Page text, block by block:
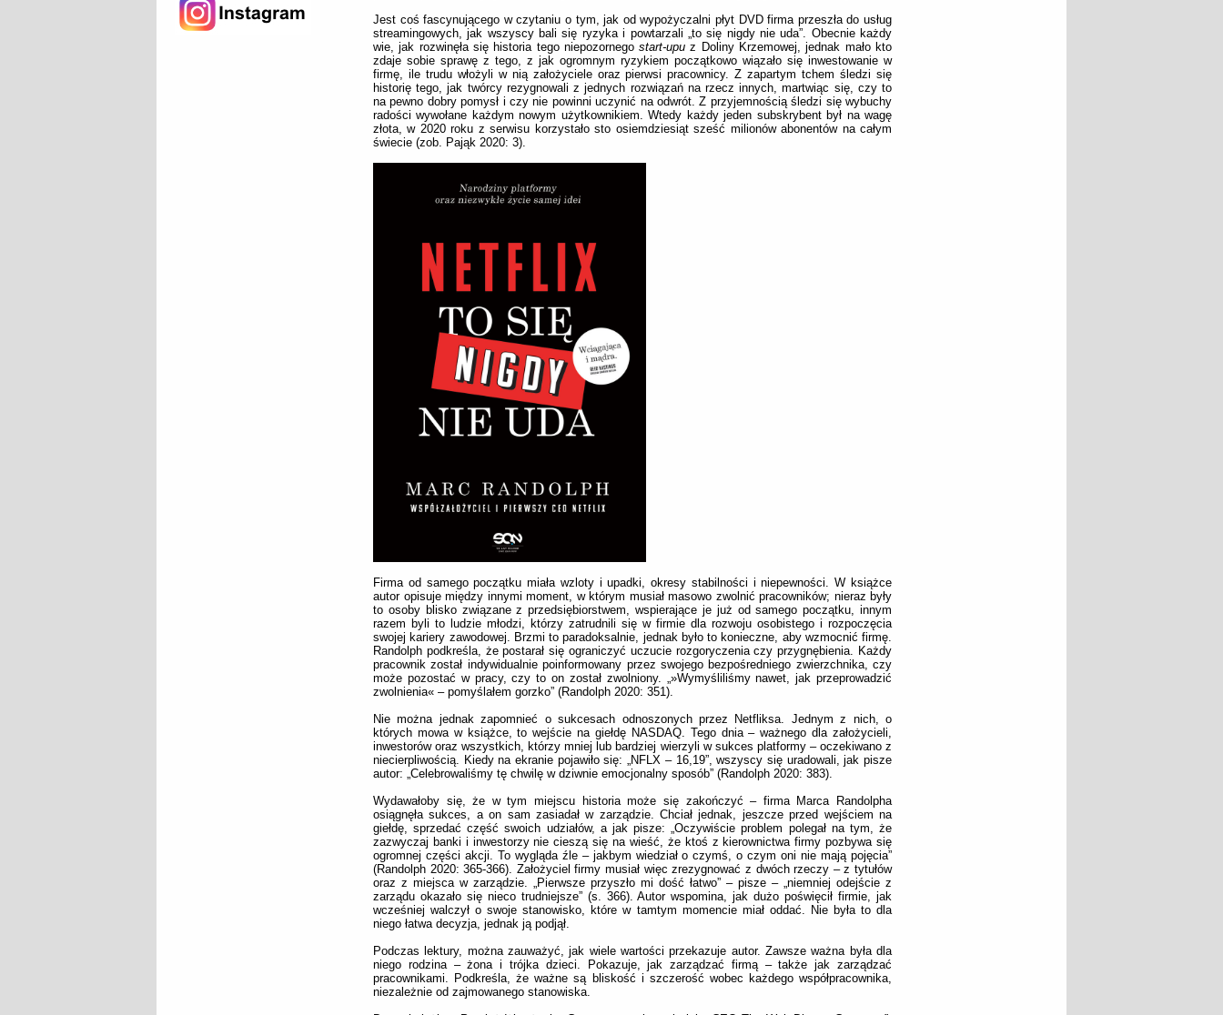
Jest coś fascynującego w czytaniu o tym, jak od wypożyczalni płyt DVD firma przeszła do usług
streamingowych, jak wszyscy bali się ryzyka i powtarzali „to się nigdy nie uda”. Obecnie każdy
wie, jak rozwinęła się historia tego niepozornegostart-upu z Doliny Krzemowej, jednak mało kto
zdaje sobie sprawę z tego, z jak ogromnym ryzykiem początkowo wiązało się inwestowanie w
firmę, ile trudu włożyli w nią założyciele oraz pierwsi pracownicy. Z zapartym tchem śledzi się
historię tego, jak twórcy rezygnowali z jednych rozwiązań na rzecz innych, martwiąc się, czy to
na pewno dobry pomysł i czy nie powinni uczynić na odwrót. Z przyjemnością śledzi się wybuchy
radości wywołane każdym nowym użytkownikiem. Wtedy każdy jeden subskrybent był na wagę
złota, w 2020 roku z serwisu korzystało sto osiemdziesiąt sześć milionów abonentów na całym
świecie (zob. Pająk 2020: 3).
Firma od samego początku miała wzloty i upadki, okresy stabilności i niepewności. W książce
autor opisuje między innymi moment, w którym musiał masowo zwolnić pracowników; nieraz były
to osoby blisko związane z przedsiębiorstwem, wspierające je już od samego początku, innym
razem byli to ludzie młodzi, którzy zatrudnili się w firmie dla rozwoju osobistego i rozpoczęcia
swojej kariery zawodowej. Brzmi to paradoksalnie, jednak było to konieczne, aby wzmocnić firmę.
Randolph podkreśla, że postarał się ograniczyć uczucie rozgoryczenia czy przygnębienia. Każdy
pracownik został indywidualnie poinformowany przez swojego bezpośredniego zwierzchnika, czy
może pozostać w pracy, czy to on został zwolniony. „»Wymyśliliśmy nawet, jak przeprowadzić
zwolnienia« – pomyślałem gorzko” (Randolph 2020: 351).
Nie można jednak zapomnieć o sukcesach odnoszonych przez Netfliksa. Jednym z nich, o
których mowa w książce, to wejście na giełdę NASDAQ. Tego dnia – ważnego dla założycieli,
inwestorów oraz wszystkich, którzy mniej lub bardziej wierzyli w sukces platformy – oczekiwano z
niecierpliwością. Kiedy na ekranie pojawiło się: „NFLX – 16,19”, wszyscy się uradowali, jak pisze
autor: „Celebrowaliśmy tę chwilę w dziwnie emocjonalny sposób” (Randolph 2020: 383).
Wydawałoby się, że w tym miejscu historia może się zakończyć – firma Marca Randolpha
osiągnęła sukces, a on sam zasiadał w zarządzie. Chciał jednak, jeszcze przed wejściem na
giełdę, sprzedać część swoich udziałów, a jak pisze: „Oczywiście problem polegał na tym, że
zazwyczaj banki i inwestorzy nie cieszą się na wieść, że ktoś z kierownictwa firmy pozbywa się
ogromnej części akcji. To wygląda źle – jakbym wiedział o czymś, o czym oni nie mają pojęcia”
(Randolph 2020: 365-366). Założyciel firmy musiał więc zrezygnować z dwóch rzeczy – z tytułów
oraz z miejsca w zarządzie. „Pierwsze przyszło mi dość łatwo” – pisze – „niemniej odejście z
zarządu okazało się nieco trudniejsze” (s. 366). Autor wspomina, jak dużo poświęcił firmie, jak
wcześniej walczył o swoje stanowisko, które w tamtym momencie miał oddać. Nie była to dla
niego łatwa decyzja, jednak ją podjął.
Podczas lektury, można zauważyć, jak wiele wartości przekazuje autor. Zawsze ważna była dla
niego rodzina – żona i trójka dzieci. Pokazuje, jak zarządzać firmą – także jak zarządzać
pracownikami. Podkreśla, że ważne są bliskość i szczerość wobec każdego współpracownika,
niezależnie od zajmowanego stanowiska.